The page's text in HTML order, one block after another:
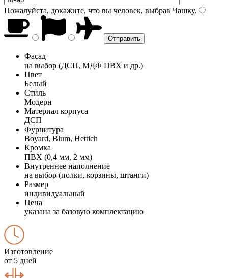
Пожалуйста, докажите, что вы человек, выбрав Чашку.
Фасад
на выбор (ДСП, МДФ ПВХ и др.)
Цвет
Белый
Стиль
Модерн
Материал корпуса
ДСП
Фурнитура
Boyard, Blum, Hettich
Кромка
ПВХ (0,4 мм, 2 мм)
Внутреннее наполнение
на выбор (полки, корзины, штанги)
Размер
индивидуальный
Цена
указана за базовую комплектацию
Изготовление
от 5 дней